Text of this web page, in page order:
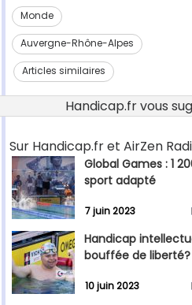
Monde
Auvergne-Rhône-Alpes
Articles similaires
Handicap.fr vous
Sur Handicap.fr et AirZen
Global Games : 1
sport adapté
7 juin 2023
Handicap
bouffée de liberté?
10 juin 2023